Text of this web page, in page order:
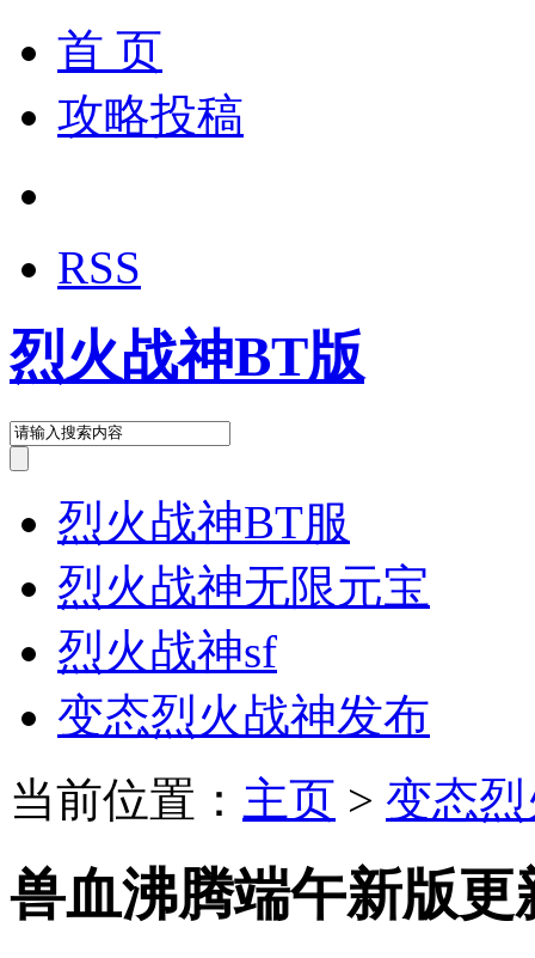
首 页
攻略投稿
RSS
烈火战神BT版
烈火战神BT服
烈火战神无限元宝
烈火战神sf
变态烈火战神发布
当前位置： 主页 > 变态
兽血沸腾端午新版更